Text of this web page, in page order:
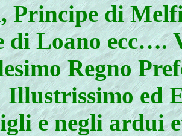
Principe di
di Loano ecc….
Regno
Illustrissimo ed
e negli ardui